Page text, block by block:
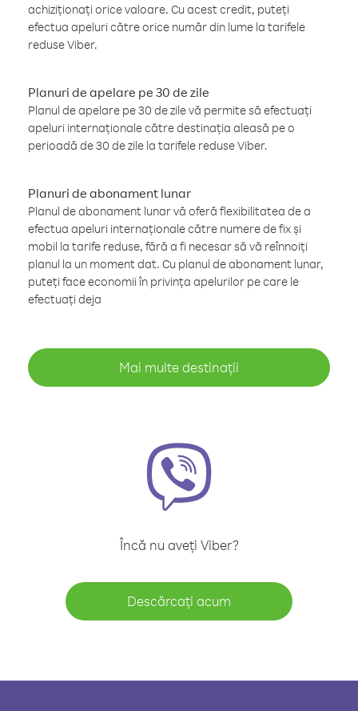
achiziționați orice valoare. Cu acest credit, puteți
efectua apeluri către orice număr din lume la tarifele
reduse Viber.
Planuri de apelare pe 30 de zile
Planul de apelare pe 30 de zile vă permite să efectuați
apeluri internaționale către destinația aleasă pe o
perioadă de 30 de zile la tarifele reduse Viber.
Planuri de abonament lunar
Planul de abonament lunar vă oferă flexibilitatea de a
efectua apeluri internaționale către numere de fix și
mobil la tarife reduse, fără a fi necesar să vă reînnoiți
planul la un moment dat. Cu planul de abonament lunar,
puteți face economii în privința apelurilor pe care le
efectuați deja
Mai multe destinații
Încă nu aveți Viber?
Descărcați acum